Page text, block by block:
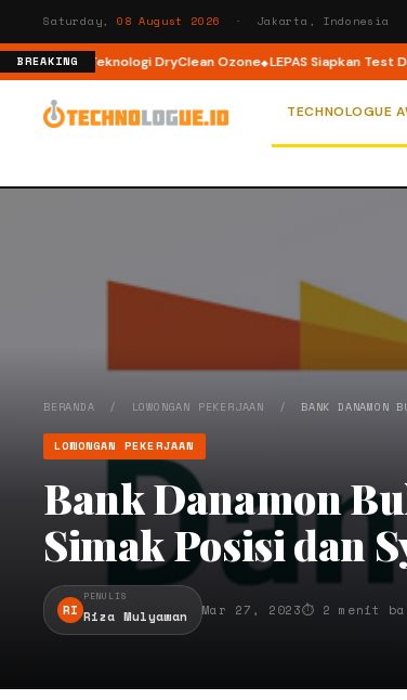
Saturday, 08 August 2026 · Jakarta, Indonesia
BREAKINGTeknologi DryClean Ozone LEPAS Siapkan Test Drive
TECHNOLOGUE
BERANDA / LOWONGAN PEKERJAAN /BANK DANAMON
LOWONGAN PEKERJAAN
Bank Danamon
Simak Posisi dan
RI
PENULIS
Riza Mulyawan Mar 27, 2023⏱ 2 menit